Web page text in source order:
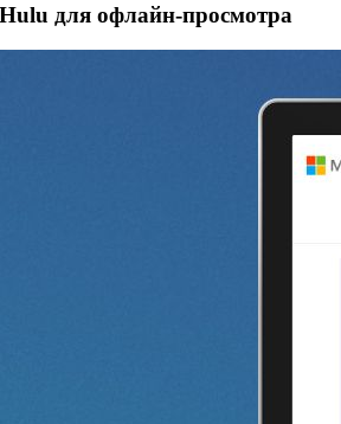
для офлайн‑просмотра